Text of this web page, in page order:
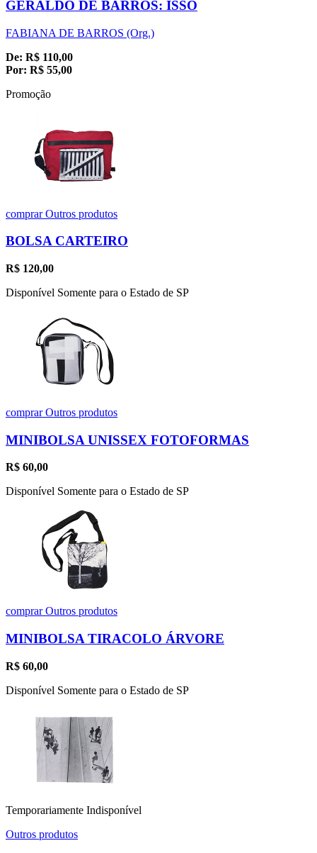
GERALDO DE BARROS: ISSO
FABIANA DE BARROS (Org.)
De: R$ 110,00
Por: R$ 55,00
Promoção
comprarOutros produtos
BOLSA CARTEIRO
R$ 120,00
Disponível Somente para o Estado de SP
comprarOutros produtos
MINIBOLSA UNISSEX FOTOFORMAS
R$ 60,00
Disponível Somente para o Estado de SP
comprarOutros produtos
MINIBOLSA TIRACOLO ÁRVORE
R$ 60,00
Disponível Somente para o Estado de SP
Temporariamente Indisponível
Outros produtos